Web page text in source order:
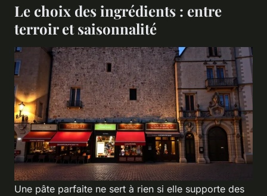
Le choix des ingrédients : entre
terroir et saisonnalité
Une pâte parfaite ne sert à rien si elle supporte des